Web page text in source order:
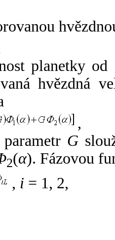
planetky od
hvězdná
,
G
2(α). Fázovou
, i = 1, 2,